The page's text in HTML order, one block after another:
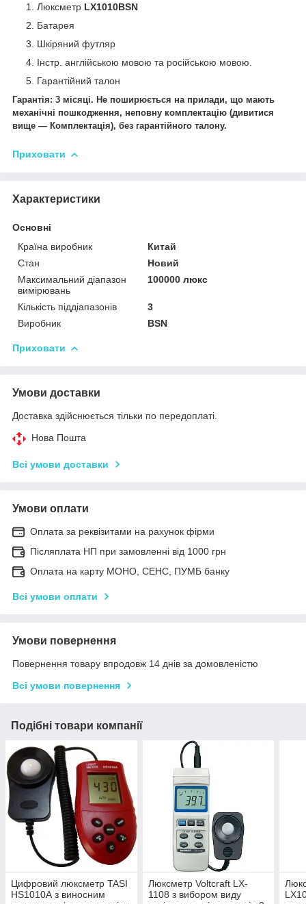
Люксметр LX1010BSN
Батарея
Шкіряний футляр
Інстр. англійською мовою та російською мовою.
Гарантійний талон
Гарантія: 3 місяці. Не поширюється на прилади, що мають
механічні пошкодження, неповну комплектацію (дивитися
вище — Комплектація), без гарантійного талону.
Приховати
Характеристики
Основні
Країна виробник
Китай
Стан
Новий
Максимальний діапазон
вимірювань
100000 люкс
Кількість піддіапазонів
3
Виробник
BSN
Приховати
Умови доставки
Доставка здійснюється тільки по передоплаті.
Нова Пошта
Всі умови доставки
Умови оплати
Оплата за реквізитами на рахунок фірми
Післяплата НП при замовленні від 1000 грн
Оплата на карту МОНО, СЕНС, ПУМБ банку
Всі умови оплати
Умови повернення
Повернення товару впродовж 14 днів за домовленістю
Всі умови повернення
Подібні товари компанії
Цифровий люксметр TASI
HS1010А з виносним
Люксметр Voltcraft LX-
1108 з вибором виду